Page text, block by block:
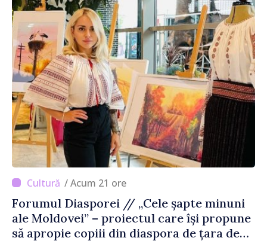
/ Acum 21 ore
Forumul Diasporei // „Cele șapte minuni
ale Moldovei” – proiectul care își propune
să apropie copiii din diaspora de țara de